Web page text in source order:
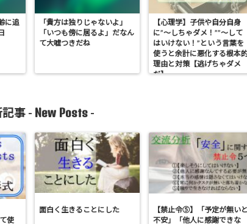
に追
「貴方は独りじゃないよ」
「いつも傍に居るよ」だなん
て大嘘つきだね
【心理学】子供や自分自身
に”～しちゃダメ！””～して
はいけない！”という言葉を
使うと余計に悪化する根本
理由と対策【逃げちゃダメ
だ】
事 - New Posts -
使
面白く生きることにした
【禁止令⑤】「予定が無いと
不安」「他人に感謝できな